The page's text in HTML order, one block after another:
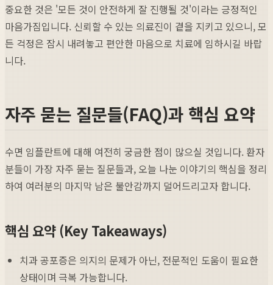
중요한 것은 '모든 것이 안전하게 잘 진행될 것'이라는 긍정적인
마음가짐입니다. 신뢰할 수 있는 의료진이 곁을 지키고 있으니, 모
든 걱정은 잠시 내려놓고 편안한 마음으로 치료에 임하시길 바랍
니다.
자주 묻는 질문들(FAQ)과 핵심 요약
수면 임플란트에 대해 여전히 궁금한 점이 많으실 것입니다. 환자
분들이 가장 자주 묻는 질문들과, 오늘 나눈 이야기의 핵심을 정리
하여 여러분의 마지막 남은 불안감까지 덜어드리고자 합니다.
핵심 요약 (Key Takeaways)
치과 공포증은 의지의 문제가 아닌, 전문적인 도움이 필요한
상태이며 극복 가능합니다.